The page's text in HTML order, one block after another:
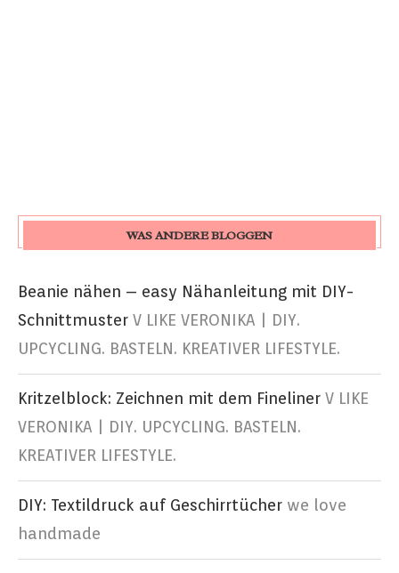
WAS ANDERE BLOGGEN
Beanie nähen – easy Nähanleitung mit DIY-
Schnittmuster V LIKE VERONIKA | DIY.
UPCYCLING. BASTELN. KREATIVER LIFESTYLE.
Kritzelblock: Zeichnen mit dem Fineliner V LIKE
VERONIKA | DIY. UPCYCLING. BASTELN.
KREATIVER LIFESTYLE.
DIY: Textildruck auf Geschirrtücher we love
handmade